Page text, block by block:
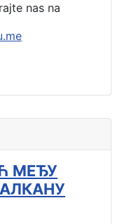
МЕЂУ
nas na